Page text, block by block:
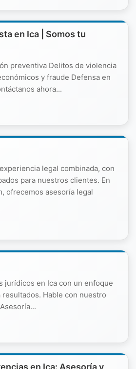
en Ica | Somos tu
preventiva Delitos de violencia
y fraude Defensa en
ahora...
legal combinada, con
para nuestros clientes. En
ofrecemos asesoría legal
jurídicos en Ica con un enfoque
Hable con nuestro
en Ica: Asesoría y